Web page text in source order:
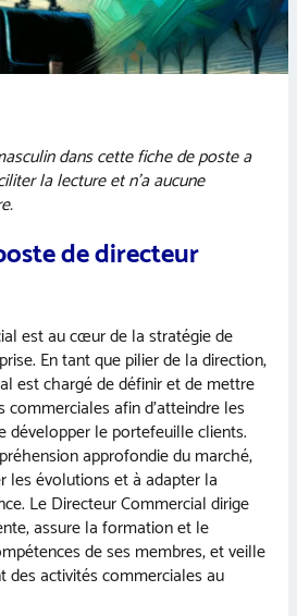
dans cette fiche de poste a
la lecture et n’a aucune
de directeur
est au cœur de la stratégie de
En tant que pilier de la direction,
est chargé de définir et de mettre
afin d’atteindre les
développer le portefeuille clients.
approfondie du marché,
les évolutions et à adapter la
Le Directeur Commercial dirige
assure la formation et le
de ses membres, et veille
activités commerciales au